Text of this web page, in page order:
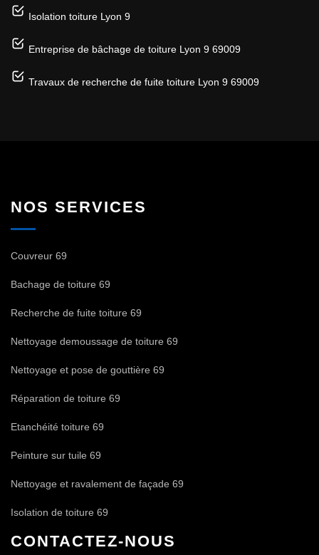
Isolation toiture Lyon 9
Entreprise de bâchage de toiture Lyon 9 69009
Travaux de recherche de fuite toiture Lyon 9 69009
NOS SERVICES
Couvreur 69
Bachage de toiture 69
Recherche de fuite toiture 69
Nettoyage demoussage de toiture 69
Nettoyage et pose de gouttière 69
Réparation de toiture 69
Etanchéité toiture 69
Peinture sur tuile 69
Nettoyage et ravalement de façade 69
Isolation de toiture 69
CONTACTEZ-NOUS